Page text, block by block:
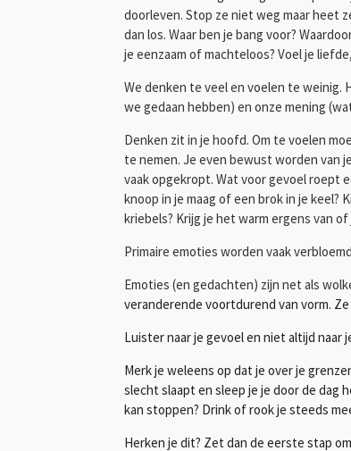
doorleven. Stop ze niet weg maar heet
dan los. Waar ben je bang voor?
je eenzaam of machteloos? Voel je
We denken te veel en voelen te weinig.
we gedaan hebben) en onze mening
Denken zit in je hoofd. Om te voelen
te nemen. Je even bewust worden van
vaak opgekropt. Wat voor gevoel roept
knoop in je maag of een brok in je
kriebels? Krijg je het warm ergens van
Primaire emoties worden vaak
Emoties (en gedachten) zijn net als
veranderende voortdurend van vorm.
Luister naar je gevoel en niet altijd naar
Merk je weleens op dat je over je
slecht slaapt en sleep je je door de dag
kan stoppen? Drink of rook je steeds
Herken je dit? Zet dan de eerste stap